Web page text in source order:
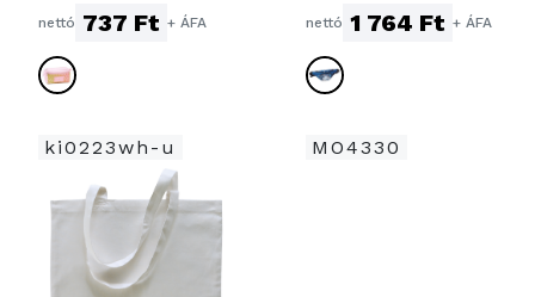
nettó 737 Ft + ÁFA nettó 1 764 Ft + ÁFA
ki0223wh-u MO4330